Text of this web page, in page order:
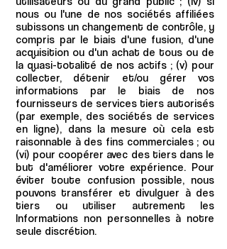
nous ou l'une de nos sociétés affiliées
subissons un changement de contrôle, y
compris par le biais d'une fusion, d'une
acquisition ou d'un achat de tous ou de
la quasi-totalité de nos actifs ; (v) pour
collecter, détenir et/ou gérer vos
informations par le biais de nos
fournisseurs de services tiers autorisés
(par exemple, des sociétés de services
en ligne), dans la mesure où cela est
raisonnable à des fins commerciales ; ou
(vi) pour coopérer avec des tiers dans le
but d'améliorer votre expérience. Pour
éviter toute confusion possible, nous
pouvons transférer et divulguer à des
tiers ou utiliser autrement les
Informations non personnelles à notre
seule discrétion.